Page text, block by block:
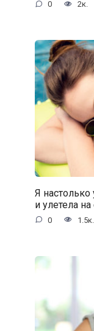
0 2к.
Я настолько
и улетела
0 1.5к.